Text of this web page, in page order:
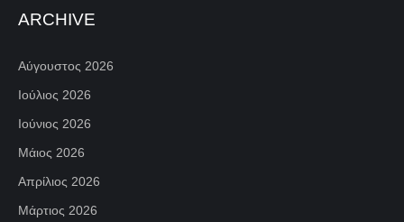
ARCHIVE
Αύγουστος 2026
Ιούλιος 2026
Ιούνιος 2026
Μάιος 2026
Απρίλιος 2026
Μάρτιος 2026